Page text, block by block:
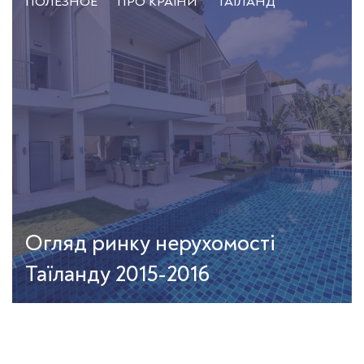
Огляд ринку нерухомості
Таїланду 2015-2016